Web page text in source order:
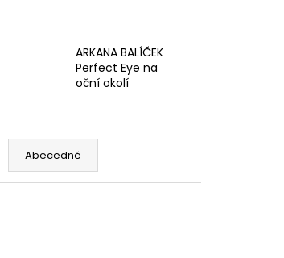
ARKANA BALÍČEK
Perfect Eye na
oční okolí
Abecedně
NANO